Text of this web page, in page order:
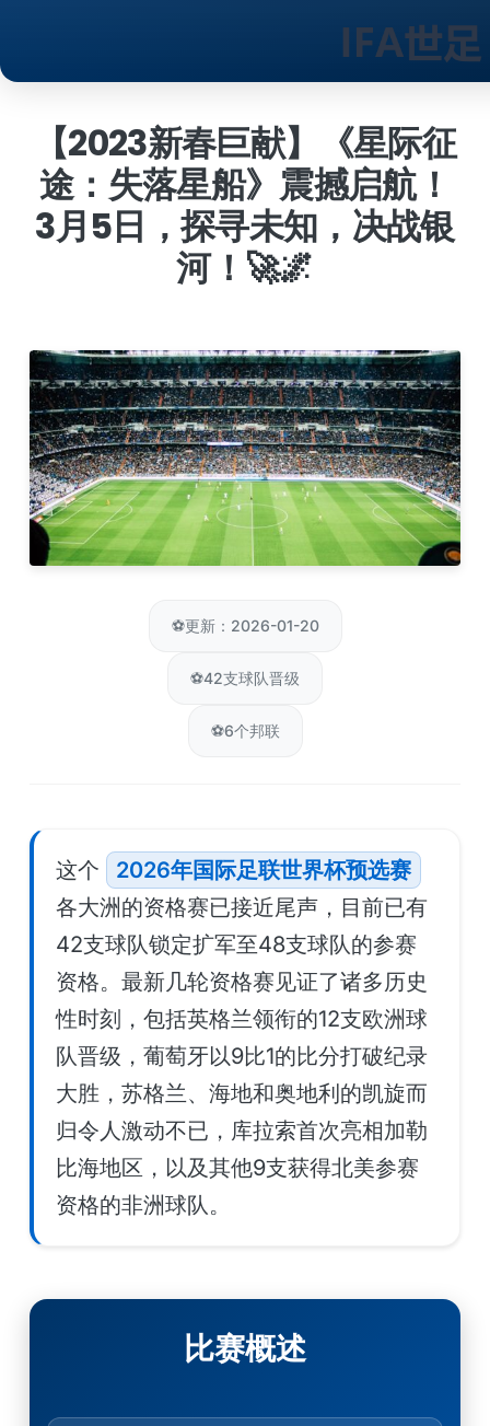
【2023新春巨献】《星际征
途：失落星船》震撼启航！
3月5日，探寻未知，决战银
河！🚀🌌
⚽更新：2026-01-20
⚽42支球队晋级
⚽6个邦联
这个
2026年国际足联世界杯预选赛
各大洲的资格赛已接近尾声，目前已有
42支球队锁定扩军至48支球队的参赛
资格。最新几轮资格赛见证了诸多历史
性时刻，包括英格兰领衔的12支欧洲球
队晋级，葡萄牙以9比1的比分打破纪录
大胜，苏格兰、海地和奥地利的凯旋而
归令人激动不已，库拉索首次亮相加勒
比海地区，以及其他9支获得北美参赛
资格的非洲球队。
比赛概述